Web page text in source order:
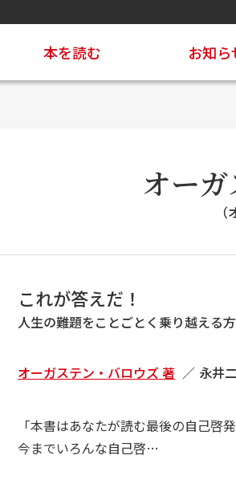
本を読む お知ら
オー
これが答えだ！
人生の難題をことごとく乗り越える
オーガステン・バロウズ 著 永井
「本書はあなたが読む最後の自己啓
今までいろんな自己啓…